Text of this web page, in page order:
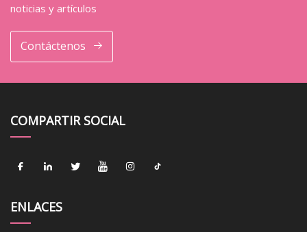
noticias y artículos
Contáctenos
COMPARTIR SOCIAL
ENLACES